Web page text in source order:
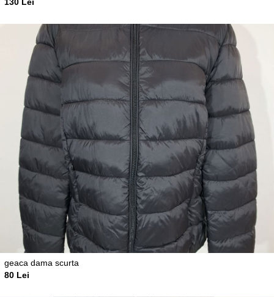
130 Lei
geaca dama scurta
80 Lei